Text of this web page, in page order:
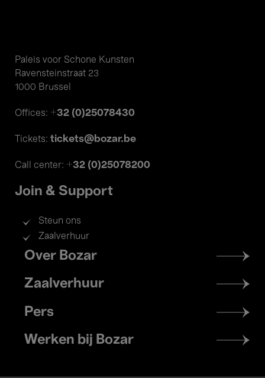
Paleis voor Schone Kunsten
Ravensteinstraat 23
1000 Brussel
Offices: +32 (0)25078430
Tickets: tickets@bozar.be
Call center: +32 (0)25078200
Join & Support
Steun ons
Zaalverhuur
Footer
menu
Over Bozar
Zaalverhuur
Pers
Werken bij Bozar